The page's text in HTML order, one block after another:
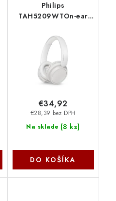
Philips
TAH5209WTOn-ear
TAH5209WT-00
Na sklade (8 ks)
€28,39 bez DPH
€34,92
DO KOŠÍKA